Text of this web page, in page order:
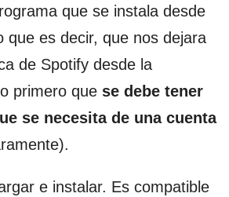
que se instala desde
que es decir, que nos dejara
de Spotify desde la
primero que se debe tener
se necesita de una cuenta
e instalar. Es compatible